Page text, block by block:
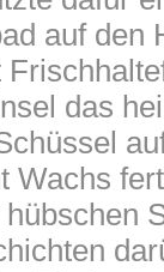
auf den
das
Wachs